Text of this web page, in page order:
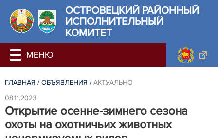
ОСТРОВЕЦКИЙ РАЙОННЫЙ
ИСПОЛНИТЕЛЬНЫЙ
КОМИТЕТ
ГЛАВНАЯ / ОБЪЯВЛЕНИЯ / АКТУАЛЬНО
08.11.2023
Открытие осенне-зимнего сезона
охоты на охотничьих животных